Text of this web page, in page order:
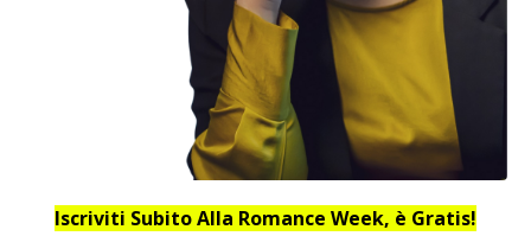
Iscriviti Subito Alla Romance Week, è Gratis!